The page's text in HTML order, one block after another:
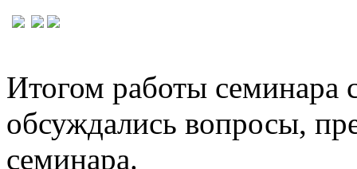
Итогом работы семинара
обсуждались вопросы,
семинара.